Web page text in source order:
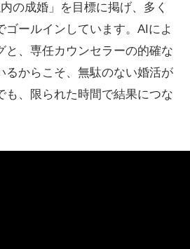
の成婚」を目標に掲げ、多く
ゴールインしています。AIによ
と、専任カウンセラーの的確な
るからこそ、無駄のない婚活が
も、限られた時間で結果につな